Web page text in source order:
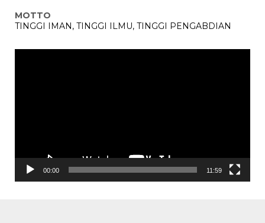
MOTTO
TINGGI IMAN, TINGGI ILMU, TINGGI PENGABDIAN
00:00 11:59